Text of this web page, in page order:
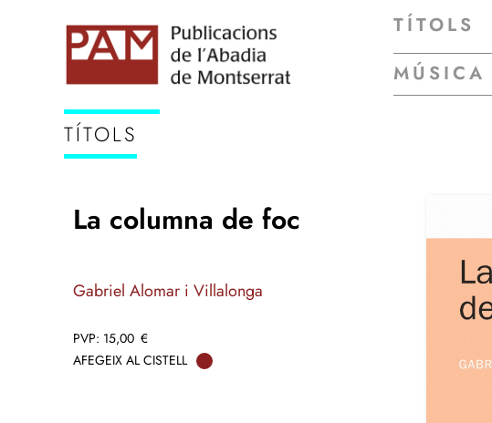
TÍTOLS
MÚSICA
TÍTOLS
La columna de foc
Gabriel Alomar i Villalonga
15,00 €
AFEGEIX AL CISTELL